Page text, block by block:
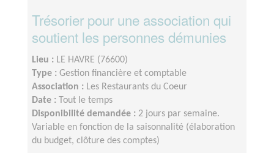
Trésorier pour une association qui
soutient les personnes démunies
Lieu : LE HAVRE (76600)
Type : Gestion financière et comptable
Association : Les Restaurants du Coeur
Date :
Tout le temps
Disponibilité demandée : 2 jours par semaine.
Variable en fonction de la saisonnalité (élaboration
du budget, clôture des comptes)